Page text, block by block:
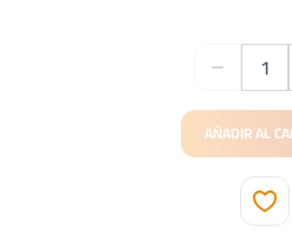
AÑADIR AL